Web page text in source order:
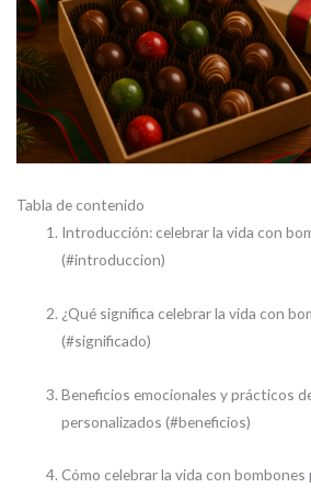
Tabla de contenido
Introducción: celebrar la vida con
(#introduccion)
¿Qué significa celebrar la vida con
(#significado)
Beneficios emocionales y prácticos
personalizados (#beneficios)
Cómo celebrar la vida con